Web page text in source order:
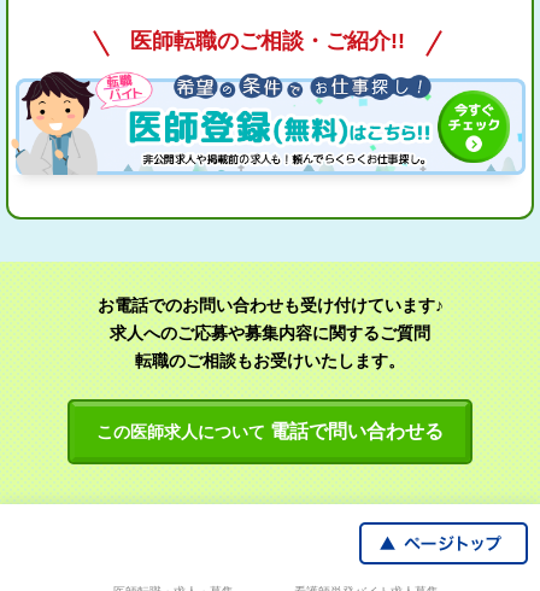
医師転職のご相談・ご紹介!!
お電話でのお問い合わせも受け付けています♪
求人へのご応募や募集内容に関するご質問
転職のご相談もお受けいたします。
この医師求人について 電話で問い合わせる